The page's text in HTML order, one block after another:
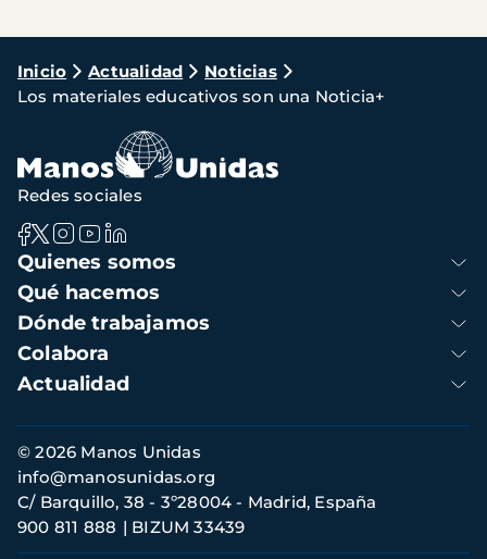
Ruta
de
navegación
Inicio Actualidad
Noticias
Los materiales educativos son una Noticia+
Navegación
principal
Quienes somos
Qué hacemos
Dónde trabajamos
Colabora
Actualidad
Redes sociales
Información
de
contacto
© 2026 Manos Unidas
C/ Barquillo, 38 - 3º28004 - Madrid, España
900 811 888
BIZUM 33439
info@manosunidas.org